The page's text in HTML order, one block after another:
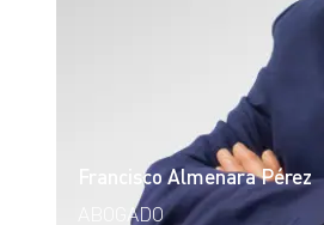
Francisco Almenara Pérez
ABOGADO